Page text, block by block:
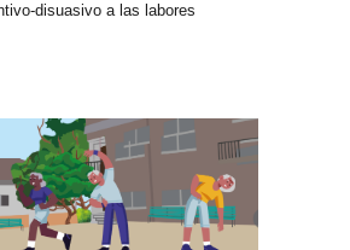
disuasivo a las labores